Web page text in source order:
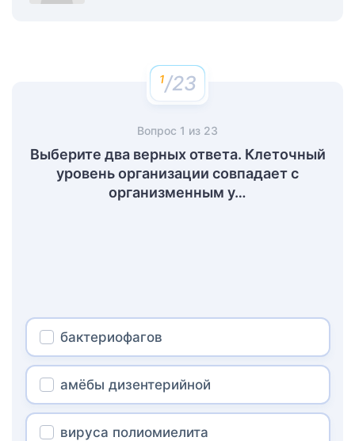
/23
Вопрос 1 из 23
Выберите два верных ответа. Клеточный
уровень организации совпадает с
организменным у…
бактериофагов
амёбы дизентерийной
вируса полиомиелита